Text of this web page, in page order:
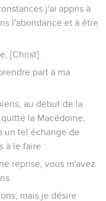
j'ai appris à
l'abondance et à être
[Christ].
part à ma
au début de la
la Macédoine,
un tel échange de
à le faire :
reprise, vous m'avez
mais je désire